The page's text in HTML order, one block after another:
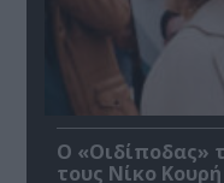
O «Οιδίποδας»
τους Νίκο